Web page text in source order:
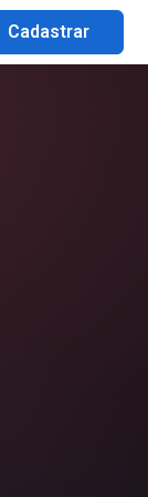
Cadastrar